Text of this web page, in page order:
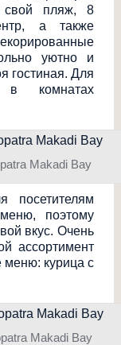
свой пляж, 8
а также
уютно и
гостиная. Для
в комнатах
Makadi Bay
поэтому
вкус. Очень
ассортимент
меню: курица с
Makadi Bay